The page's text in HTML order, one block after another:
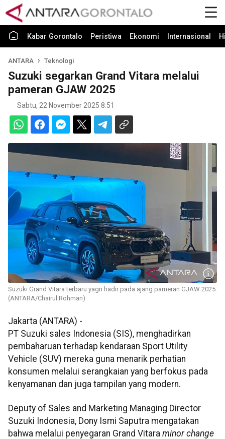
Kabar Gorontalo Peristiwa Ekonomi Internasional
ANTARA Teknologi
Suzuki segarkan Grand Vitara melalui
pameran GJAW 2025
Sabtu, 22 November 2025 8:51
Suzuki Grand Vitara terbaru yagn hadir pada ajang pameran GJAW 2025.
(ANTARA/Chairul Rohman)
Jakarta (ANTARA) -
PT Suzuki sales Indonesia (SIS), menghadirkan
pembaharuan terhadap kendaraan Sport Utility
Vehicle (SUV) mereka guna menarik perhatian
konsumen melalui serangkaian yang berfokus pada
kenyamanan dan juga tampilan yang modern.
Deputy of Sales and Marketing Managing Director
Suzuki Indonesia, Dony Ismi Saputra mengatakan
bahwa melalui penyegaran Grand Vitara minor change